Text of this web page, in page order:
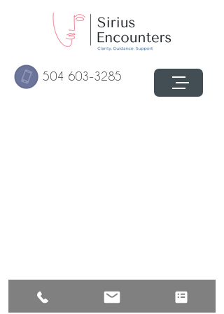
504 603-3285